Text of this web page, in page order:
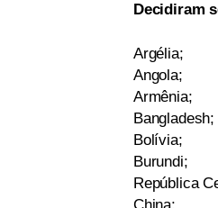
Decidiram
Argélia;
Angola;
Armênia;
Bangladesh;
Bolívia;
Burundi;
República